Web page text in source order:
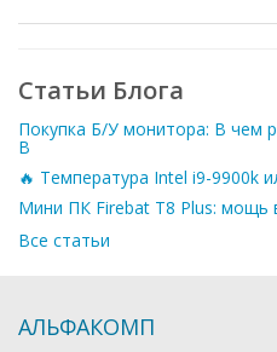
Статьи Блога
Покупка Б/У монитора: В чем
B
🔥 Температура Intel i9-9900k
Мини ПК Firebat T8 Plus: мощь
Все статьи
АЛЬФАКОМП